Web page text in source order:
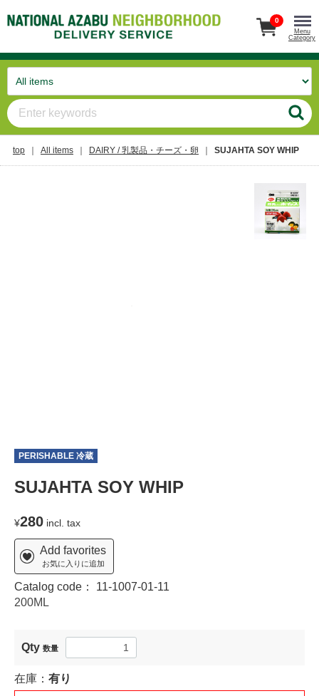
0
Menu
Category
top All items DAIRY / 乳製品・チーズ・卵 SUJAHTA SOY WHIP
PERISHABLE 冷蔵
SUJAHTA SOY WHIP
¥280 incl. tax
Add favorites
お気に入りに追加
Catalog code： 11-1007-01-11
200ML
Qty 数量
在庫： 有り